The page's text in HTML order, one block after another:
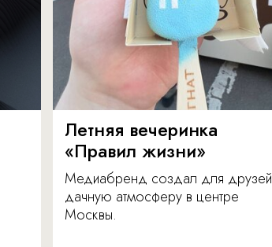
Летняя вечеринка
«Правил жизни»
Медиабренд создал для друзей
дачную атмосферу в центре
Москвы.